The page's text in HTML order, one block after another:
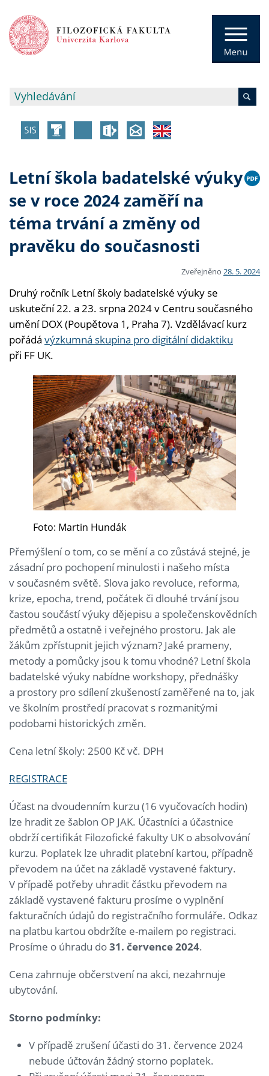
Letní škola badatelské výuky
se v roce 2024 zaměří na
téma trvání a změny od
pravěku do současnosti
Zveřejněno 28. 5. 2024
Druhý ročník Letní školy badatelské výuky se
uskuteční 22. a 23. srpna 2024 v Centru současného
umění DOX (Poupětova 1, Praha 7). Vzdělávací kurz
pořádá výzkumná skupina pro digitální didaktiku
při FF UK.
Foto: Martin Hundák
Přemýšlení o tom, co se mění a co zůstává stejné, je
zásadní pro pochopení minulosti i našeho místa
v současném světě. Slova jako revoluce, reforma,
krize, epocha, trend, počátek či dlouhé trvání jsou
častou součástí výuky dějepisu a společenskovědních
předmětů a ostatně i veřejného prostoru. Jak ale
žákům zpřístupnit jejich význam? Jaké prameny,
metody a pomůcky jsou k tomu vhodné? Letní škola
badatelské výuky nabídne workshopy, přednášky
a prostory pro sdílení zkušeností zaměřené na to, jak
ve školním prostředí pracovat s rozmanitými
podobami historických změn.
Cena letní školy: 2500 Kč vč. DPH
REGISTRACE
Účast na dvoudenním kurzu (16 vyučovacích hodin)
lze hradit ze šablon OP JAK. Účastníci a účastnice
obdrží certifikát Filozofické fakulty UK o absolvování
kurzu. Poplatek lze uhradit platební kartou, případně
převodem na účet na základě vystavené faktury.
V případě potřeby uhradit částku převodem na
základě vystavené fakturu prosíme o vyplnění
fakturačních údajů do registračního formuláře. Odkaz
na platbu kartou obdržíte e-mailem po registraci.
Prosíme o úhradu do31. července 2024.
Cena zahrnuje občerstvení na akci, nezahrnuje
ubytování.
Storno podmínky:
V případě zrušení účasti do 31. července 2024
nebude účtován žádný storno poplatek.